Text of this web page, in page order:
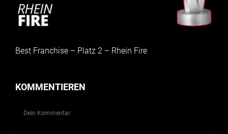
Best Franchise – Platz 2 – Rhein Fire
KOMMENTIEREN